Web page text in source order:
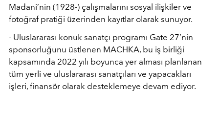
Madani’nin (1928-) çalışmalarını sosyal ilişkiler ve
fotoğraf pratiği üzerinden kayıtlar olarak sunuyor.
- Uluslararası konuk sanatçı programı Gate 27’nin
sponsorluğunu üstlenen MACHKA, bu iş birliği
kapsamında 2022 yılı boyunca yer alması planlanan
tüm yerli ve uluslararası sanatçıları ve yapacakları
işleri, finansör olarak desteklemeye devam ediyor.